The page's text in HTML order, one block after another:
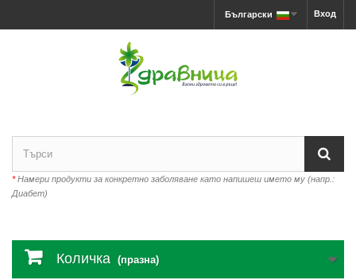
Вход
Български
*Намери продукти за конкретно заболяване като напишеш името му (напр.:
Диабет)
Количка (празна)